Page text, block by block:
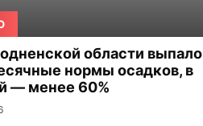
области выпало
нормы осадков, в
— менее 60%